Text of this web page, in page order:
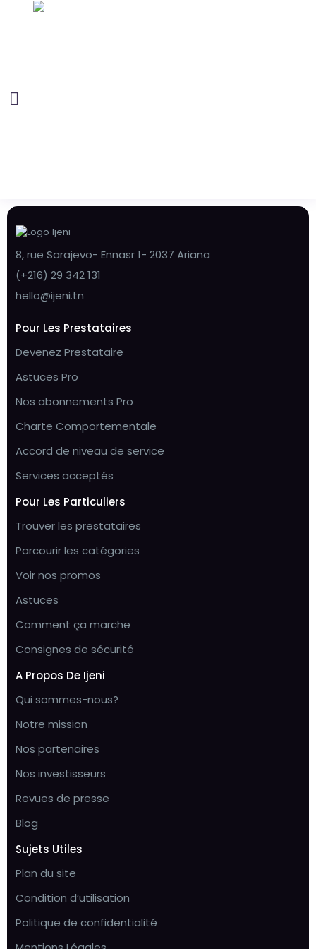
8, rue Sarajevo- Ennasr 1- 2037 Ariana
(+216) 29 342 131
hello@ijeni.tn
Pour Les Prestataires
Devenez Prestataire
Astuces Pro
Nos abonnements Pro
Charte Comportementale
Accord de niveau de service
Services acceptés
Pour Les Particuliers
Trouver les prestataires
Parcourir les catégories
Voir nos promos
Astuces
Comment ça marche
Consignes de sécurité
A Propos De Ijeni
Qui sommes-nous?
Notre mission
Nos partenaires
Nos investisseurs
Revues de presse
Blog
Sujets Utiles
Plan du site
Condition d’utilisation
Politique de confidentialité